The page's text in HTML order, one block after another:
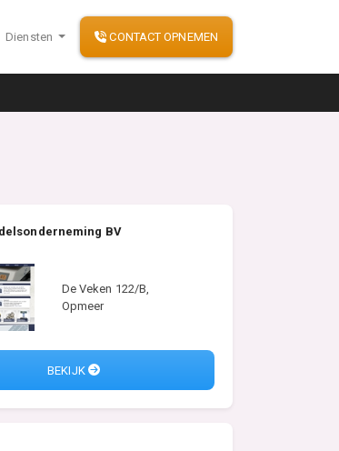
Diensten CONTACT OPNEMEN
BV
De Veken 122/B,
Opmeer
BEKIJK